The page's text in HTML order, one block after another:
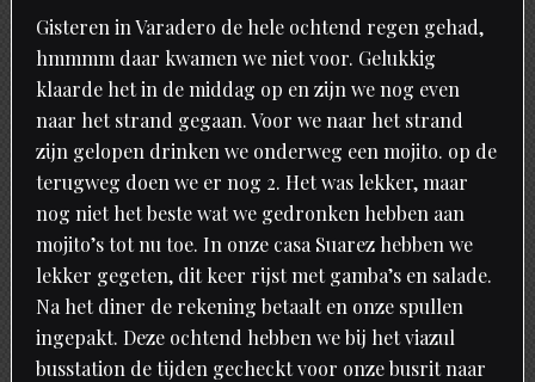
Gisteren in Varadero de hele ochtend regen gehad,
hmmmm daar kwamen we niet voor. Gelukkig
klaarde het in de middag op en zijn we nog even
naar het strand gegaan. Voor we naar het strand
zijn gelopen drinken we onderweg een mojito. op de
terugweg doen we er nog 2. Het was lekker, maar
nog niet het beste wat we gedronken hebben aan
mojito’s tot nu toe. In onze casa Suarez hebben we
lekker gegeten, dit keer rijst met gamba’s en salade.
Na het diner de rekening betaalt en onze spullen
ingepakt. Deze ochtend hebben we bij het viazul
busstation de tijden gecheckt voor onze busrit naar